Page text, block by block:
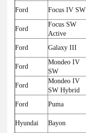
Ford
Focus IV SW
Ford
Focus SW
Active
Ford
Galaxy III
Ford
Mondeo IV
SW
Ford
Mondeo IV
SW Hybrid
Ford
Puma
Hyundai
Bayon